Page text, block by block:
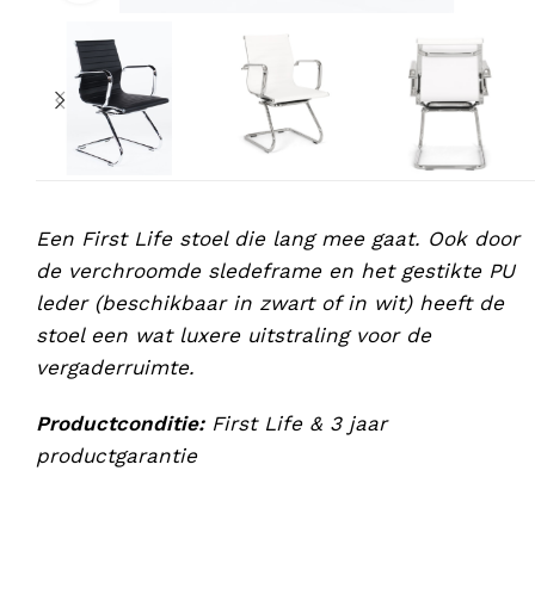
Een First Life stoel die lang mee gaat. Ook door
de verchroomde sledeframe en het gestikte PU
leder (beschikbaar in zwart of in wit) heeft de
stoel een wat luxere uitstraling voor de
vergaderruimte.
Productconditie:First Life & 3 jaar
productgarantie